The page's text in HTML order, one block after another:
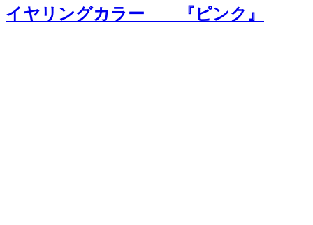
イヤリングカラー 『ピンク』